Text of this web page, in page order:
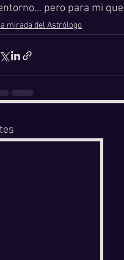
pero para mi
mirada del Astrólogo